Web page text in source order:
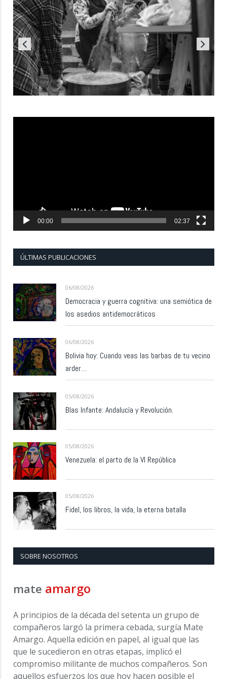
00:00 02:37
ÚLTIMAS PUBLICACIONES
06/08/2026
Democracia y guerra cognitiva: una semiótica de
los asedios antidemocráticos
06/08/2026
Bolivia hoy: Cuando veas las barbas de tu vecino
arder…
05/08/2026
Blas Infante: Andalucía y Revolución.
05/08/2026
Venezuela: el parto de la VI República
05/08/2026
Fidel, los libros, la vida, la eterna batalla
SOBRE NOSOTROS
mate amargo
A principios de la década del setenta un grupo de
compañeros largó la primera cebada, surgía Mate
Amargo. Aquella edición en papel, al igual que las
que le sucedieron en otras etapas, implicó el
compromiso militante de muchos compañeros. Son
aquellos esfuerzos los que hoy hacen posible el